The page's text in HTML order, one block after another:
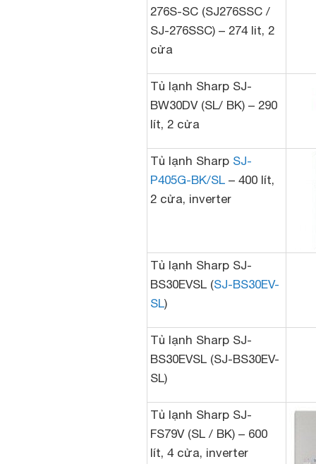
276S-SC (SJ276SSC /
SJ-276SSC) – 274 lit, 2
cửa
Tủ lạnh Sharp SJ-
BW30DV (SL/ BK) – 290
lít, 2 cửa
Tủ lạnh Sharp SJ-
P405G-BK/SL – 400 lít,
2 cửa, inverter
Tủ lạnh Sharp SJ-
BS30EVSL (SJ-BS30EV-
SL)
Tủ lạnh Sharp SJ-
BS30EVSL (SJ-BS30EV-
SL)
Tủ lạnh Sharp SJ-
FS79V (SL / BK) – 600
lít, 4 cửa, inverter